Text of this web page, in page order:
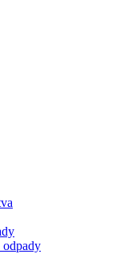
odpady